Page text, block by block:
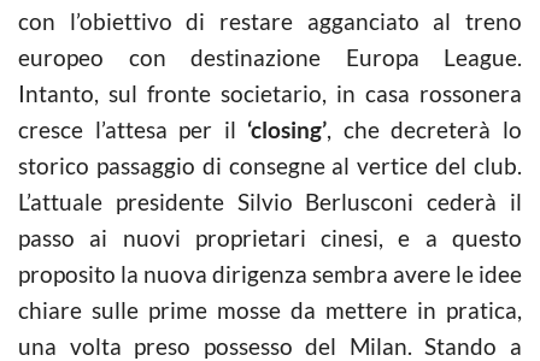
con l’obiettivo di restare agganciato al treno
europeo con destinazione Europa League.
Intanto, sul fronte societario, in casa rossonera
cresce l’attesa per il ‘closing’, che decreterà lo
storico passaggio di consegne al vertice del club.
L’attuale presidente Silvio Berlusconi cederà il
passo ai nuovi proprietari cinesi, e a questo
proposito la nuova dirigenza sembra avere le idee
chiare sulle prime mosse da mettere in pratica,
una volta preso possesso del Milan. Stando a